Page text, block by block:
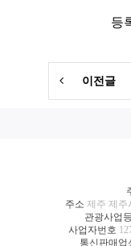
등
이전글
주소 제주 제주
관광사업
사업자번호
통신판매업